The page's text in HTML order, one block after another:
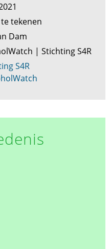
tekenen
Dam
| Stichting S4R
S4R